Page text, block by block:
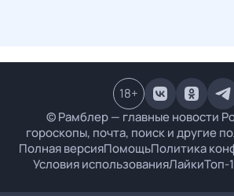
© Рамблер — главные новости
гороскопы, почта, поиск и другие
Полная версияПомощьПолитика
Условия использованияЛайкиТоп-
18+